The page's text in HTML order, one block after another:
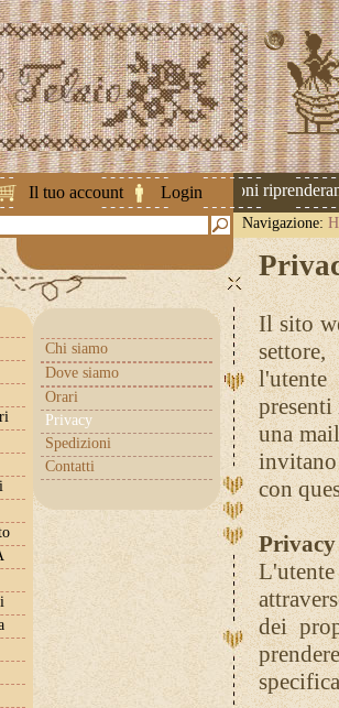
Il tuo account Login
Attenzione ! Le spedizioni
Navigazione:
Chi siamo
Dove siamo
Orari
Privacy
Spedizioni
Contatti
Il sito
una
con
dei